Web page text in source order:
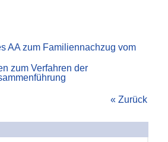
AA zum Familiennachzug vom
zum Verfahren der
« Zurück